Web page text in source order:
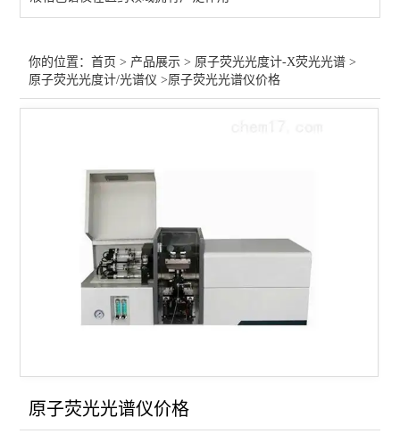
查看全部 >>
你的位置：首页 > 产品展示 > 原子荧光光度计-X荧光光谱 >
原子荧光光度计/光谱仪 >原子荧光光谱仪价格
原子荧光光谱仪价格